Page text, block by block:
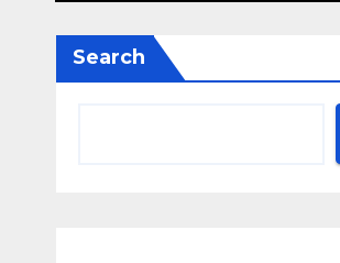
Search